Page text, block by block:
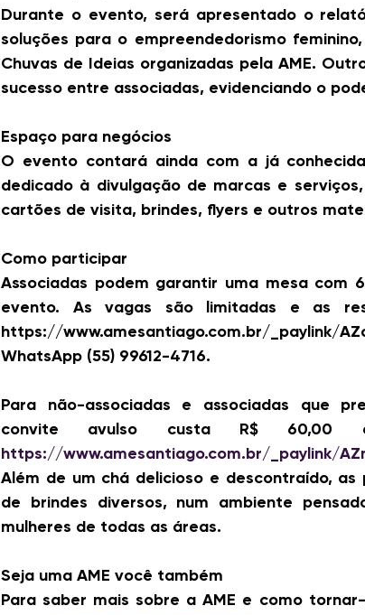
Durante o evento, será apresentado o
soluções para o empreendedorismo
Chuvas de Ideias organizadas pela AME.
sucesso entre associadas, evidenciando o
Espaço para negócios
O evento contará ainda com a já
dedicado à divulgação de marcas e
cartões de visita, brindes, flyers e outros
Como participar
Associadas podem garantir uma mesa com
evento. As vagas são limitadas e as
https://www.amesantiago.com.br/
WhatsApp (55) 99612-4716.
Para não-associadas e associadas que
https://www.amesantiago.com.br/_paylink/
Além de um chá delicioso e descontraído,
de brindes diversos, num ambiente
mulheres de todas as áreas.
Seja uma AME você também
Para saber mais sobre a AME e como